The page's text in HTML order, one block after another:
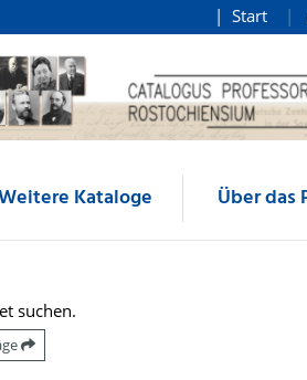
Start
Kataloge Über das
suchen.